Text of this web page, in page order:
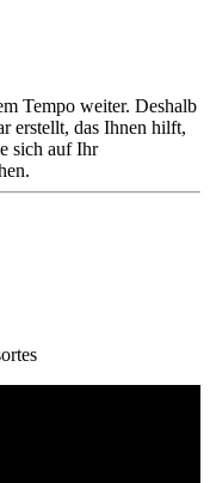
Tempo weiter. Deshalb
erstellt, das Ihnen hilft,
sich auf Ihr